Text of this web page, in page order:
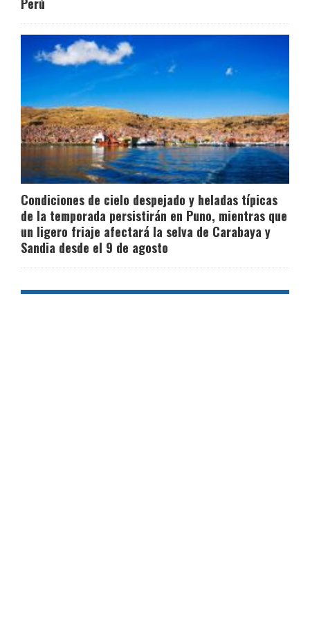
Condiciones de cielo despejado y heladas típicas
de la temporada persistirán en Puno, mientras que
un ligero friaje afectará la selva de Carabaya y
Sandia desde el 9 de agosto